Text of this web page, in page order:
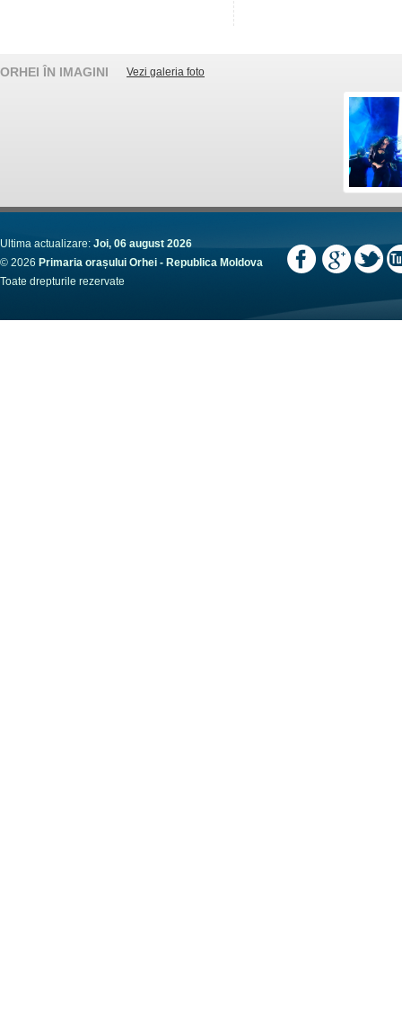
ORHEI ÎN IMAGINI Vezi galeria foto
Ultima actualizare: Joi, 06 august 2026
© 2026 Primaria orașului Orhei - Republica Moldova
Toate drepturile rezervate